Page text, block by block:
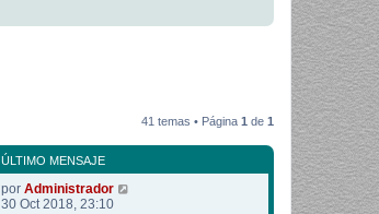
41 temas • Página 1 de 1
ÚLTIMO MENSAJE
por Administrador
30 Oct 2018, 23:10